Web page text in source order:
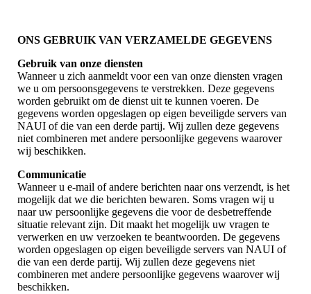
ONS GEBRUIK VAN VERZAMELDE GEGEVENS
Gebruik van onze diensten
Wanneer u zich aanmeldt voor een van onze diensten vragen
we u om persoonsgegevens te verstrekken. Deze gegevens
worden gebruikt om de dienst uit te kunnen voeren. De
gegevens worden opgeslagen op eigen beveiligde servers van
NAUI of die van een derde partij. Wij zullen deze gegevens
niet combineren met andere persoonlijke gegevens waarover
wij beschikken.
Communicatie
Wanneer u e-mail of andere berichten naar ons verzendt, is het
mogelijk dat we die berichten bewaren. Soms vragen wij u
naar uw persoonlijke gegevens die voor de desbetreffende
situatie relevant zijn. Dit maakt het mogelijk uw vragen te
verwerken en uw verzoeken te beantwoorden. De gegevens
worden opgeslagen op eigen beveiligde servers van NAUI of
die van een derde partij. Wij zullen deze gegevens niet
combineren met andere persoonlijke gegevens waarover wij
beschikken.